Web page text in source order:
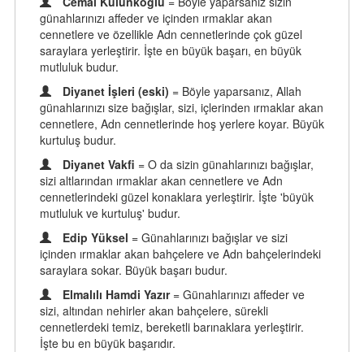
günahlarınızı affeder ve içinden ırmaklar akan
cennetlere ve özellikle Adn cennetlerinde çok güzel
saraylara yerleştirir. İşte en büyük başarı, en büyük
mutluluk budur.
Diyanet İşleri (eski) = Böyle yaparsanız, Allah
günahlarınızı size bağışlar, sizi, içlerinden ırmaklar akan
cennetlere, Adn cennetlerinde hoş yerlere koyar. Büyük
kurtuluş budur.
Diyanet Vakfi = O da sizin günahlarınızı bağışlar,
sizi altlarından ırmaklar akan cennetlere ve Adn
cennetlerindeki güzel konaklara yerleştirir. İşte 'büyük
mutluluk ve kurtuluş' budur.
Edip Yüksel = Günahlarınızı bağışlar ve sizi
içinden ırmaklar akan bahçelere ve Adn bahçelerindeki
saraylara sokar. Büyük başarı budur.
Elmalılı Hamdi Yazır = Günahlarınızı affeder ve
sizi, altından nehirler akan bahçelere, sürekli
cennetlerdeki temiz, bereketli barınaklara yerleştirir.
İşte bu en büyük başarıdır.